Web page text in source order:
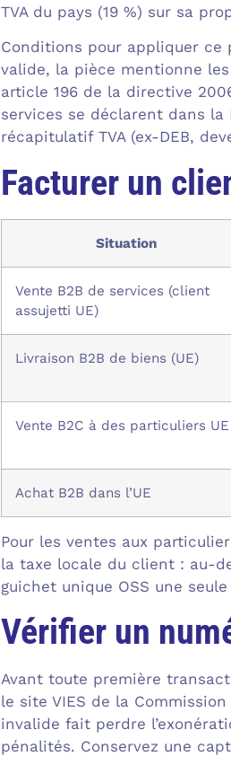
TVA du pays (19 %) sur sa
Conditions pour appliquer ce
valide, la pièce mentionne
article 196 de la directive
services se déclarent dans la
récapitulatif TVA (ex-DEB,
Facturer un
Situation
Vente B2B de services (client
assujetti UE)
Livraison B2B de biens (UE)
Vente B2C à des particuliers UE
Achat B2B dans l’UE
Pour les ventes aux
la taxe locale du client : au-
guichet unique OSS une
Vérifier un
Avant toute première
le site VIES de la
invalide fait perdre
pénalités. Conservez une